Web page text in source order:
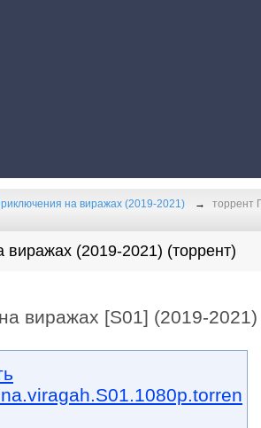
на виражах (2019-2021)
торрент
(2019-2021) (торрент)
виражах [S01] (2019-